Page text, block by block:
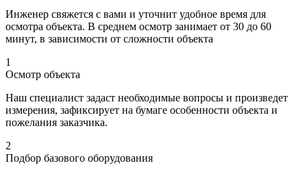
Инженер свяжется с вами и уточнит удобное время для
осмотра объекта. В среднем осмотр занимает от 30 до 60
минут, в зависимости от сложности объекта
1
Осмотр объекта
Наш специалист задаст необходимые вопросы и произведет
измерения, зафиксирует на бумаге особенности объекта и
пожелания заказчика.
2
Подбор базового оборудования